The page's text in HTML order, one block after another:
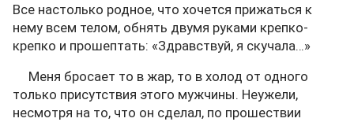
Все настолько родное, что хочется прижаться к
нему всем телом, обнять двумя руками крепко-
крепко и прошептать: «Здравствуй, я скучала…»
Меня бросает то в жар, то в холод от одного
только присутствия этого мужчины. Неужели,
несмотря на то, что он сделал, по прошествии